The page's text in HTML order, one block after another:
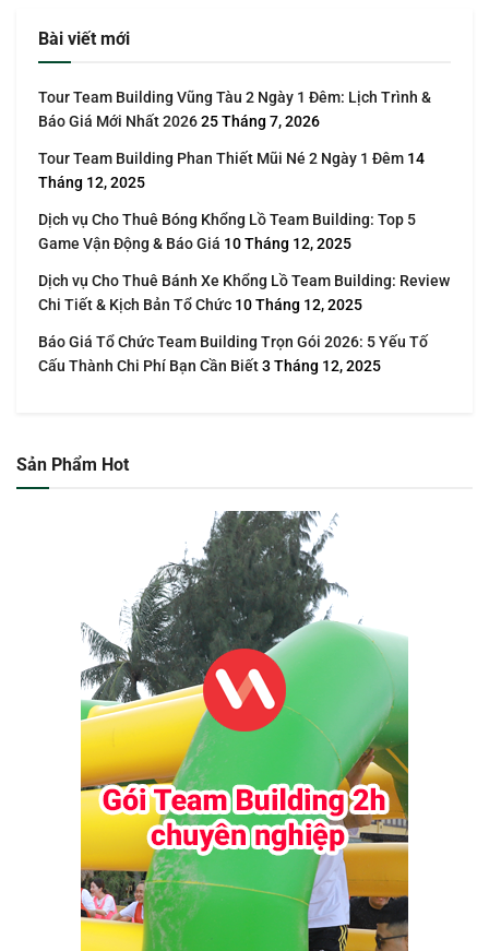
Bài viết mới
Tour Team Building Vũng Tàu 2 Ngày 1 Đêm: Lịch Trình &
Báo Giá Mới Nhất 202625 Tháng 7, 2026
Tour Team Building Phan Thiết Mũi Né 2 Ngày 1 Đêm 14
Tháng 12, 2025
Dịch vụ Cho Thuê Bóng Khổng Lồ Team Building: Top 5
Game Vận Động & Báo Giá 10 Tháng 12, 2025
Dịch vụ Cho Thuê Bánh Xe Khổng Lồ Team Building: Review
Chi Tiết & Kịch Bản Tổ Chức 10 Tháng 12, 2025
Báo Giá Tổ Chức Team Building Trọn Gói 2026: 5 Yếu Tố
Cấu Thành Chi Phí Bạn Cần Biết3 Tháng 12, 2025
Sản Phẩm Hot